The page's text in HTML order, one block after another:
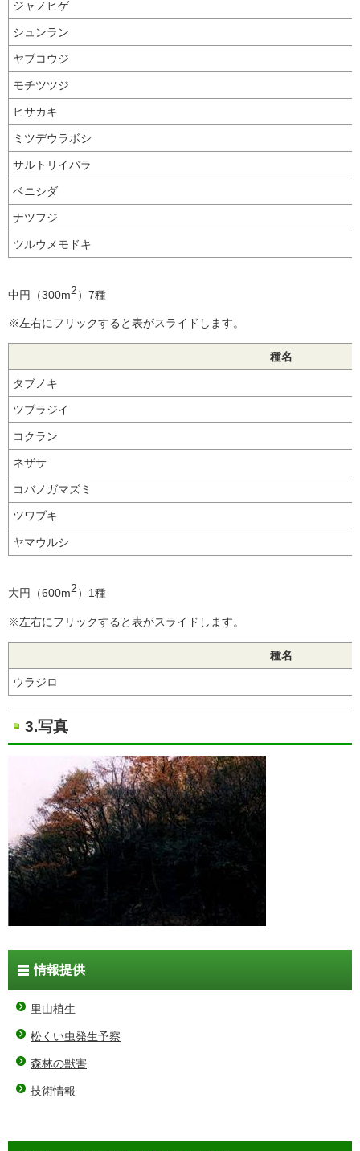
ジャノヒゲ
シュンラン
ヤブコウジ
モチツツジ
ヒサカキ
ミツデウラボシ
サルトリイバラ
ベニシダ
ナツフジ
ツルウメモドキ
中円（300m2）7種
※左右にフリックすると表がスライドします。
種名
タブノキ
ツブラジイ
コクラン
ネザサ
コバノガマズミ
ツワブキ
ヤマウルシ
大円（600m2）1種
※左右にフリックすると表がスライドします。
種名
ウラジロ
3.写真
情報提供
里山植生
松くい虫発生予察
森林の獣害
技術情報